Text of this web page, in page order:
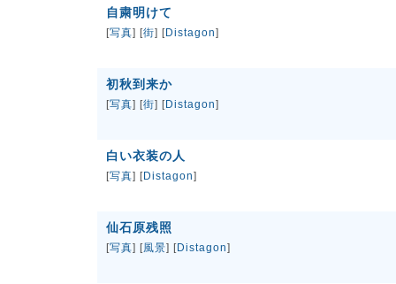
自粛明けて
[写真] [街] [Distagon]
初秋到来か
[写真] [街] [Distagon]
白い衣装の人
[写真] [Distagon]
仙石原残照
[写真] [風景] [Distagon]